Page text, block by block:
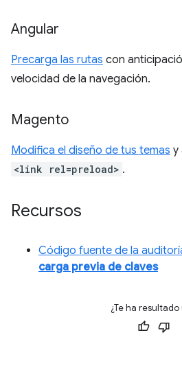
Angular
Precarga las rutas con
velocidad de la navegación.
Magento
Modifica el diseño de tus temas y
<link rel=preload> .
Recursos
Código fuente de la
carga previa de claves
¿Te ha resultado